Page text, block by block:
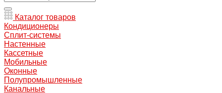
Каталог товаров
Кондиционеры
Сплит-системы
Настенные
Кассетные
Мобильные
Оконные
Полупромышленные
Канальные